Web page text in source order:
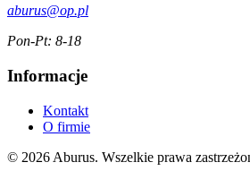
aburus@op.pl
Pon-Pt: 8-18
Informacje
Kontakt
O firmie
© 2026 Aburus. Wszelkie prawa